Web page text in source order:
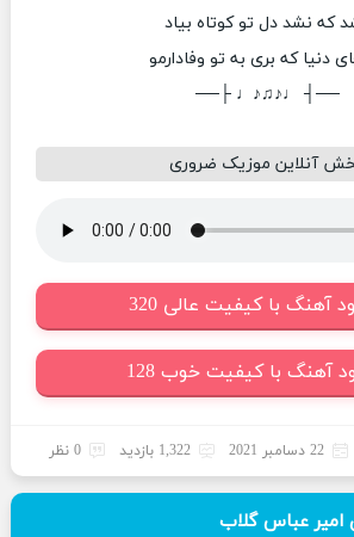
که نشد دل تو کوتاه بیاد
دنیا که بری به تو وفادارمو
──┤ ♩♪♫♪♩ ├──
آنلاین موزیک ضروری
آهنگ با کیفیت عالی 320
آهنگ با کیفیت خوب 128
22 دسامبر 2021 1,322 بازدید 0 نظر
عباس گلاب